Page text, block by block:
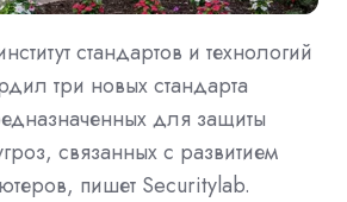
стандартов и технологий
три новых стандарта
для защиты
связанных с развитием
пишет Securitylab.